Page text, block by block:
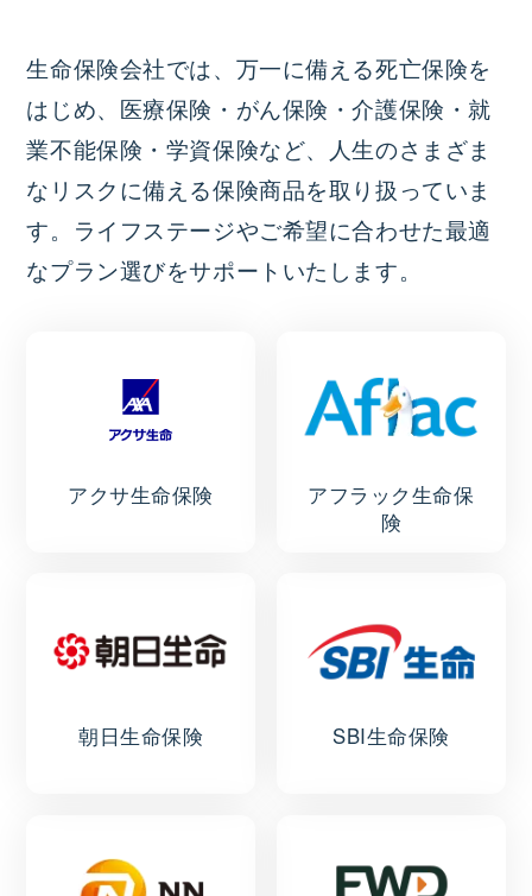
生命保険会社では、万一に備える死亡保険を
はじめ、医療保険・がん保険・介護保険・就
業不能保険・学資保険など、人生のさまざま
なリスクに備える保険商品を取り扱っていま
す。ライフステージやご希望に合わせた最適
なプラン選びをサポートいたします。
アクサ生命保険
アフラック生命保
険
朝日生命保険 SBI生命保険